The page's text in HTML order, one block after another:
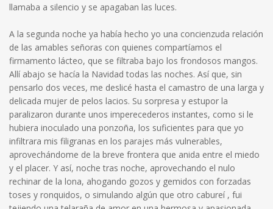
llamaba a silencio y se apagaban las luces.
A la segunda noche ya había hecho yo una concienzuda relación
de las amables señoras con quienes compartíamos el
firmamento lácteo, que se filtraba bajo los frondosos mangos.
Allí abajo se hacía la Navidad todas las noches. Así que, sin
pensarlo dos veces, me deslicé hasta el camastro de una larga y
delicada mujer de pelos lacios. Su sorpresa y estupor la
paralizaron durante unos imperecederos instantes, como si le
hubiera inoculado una ponzoña, los suficientes para que yo
infiltrara mis filigranas en los parajes más vulnerables,
aprovechándome de la breve frontera que anida entre el miedo
y el placer. Y así, noche tras noche, aprovechando el nulo
rechinar de la lona, ahogando gozos y gemidos con forzadas
toses y ronquidos, o simulando algún que otro cabureí , fui